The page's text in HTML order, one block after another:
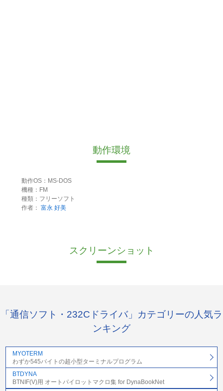
動作環境
動作OS：MS-DOS
機種：FM
種類：フリーソフト
作者： 富永 好美
スクリーンショット
「通信ソフト・232Cドライバ」カテゴリーの人気ラ
ンキング
MYOTERM
わずか545バイトの超小型ターミナルプログラム
BTDYNA
BTNIF(V)用 オートパイロットマクロ集 for DynaBookNet